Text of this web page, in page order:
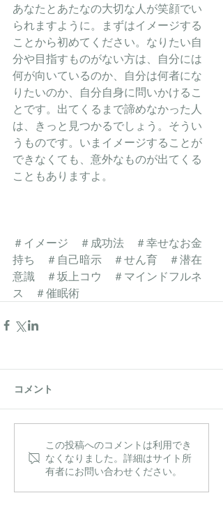
あなたとあたなの大切な人が笑顔でい
られますように。まずはイメージする
ことから初めてください。なりたい自
分や目指すものがない方は、自分には
何が向いているのか、自分は何者にな
りたいのか、自分自身に問いかけるこ
とです。出てくるまで諦めなかった人
は、きっと見つかるでしょう。そうい
うものです。いまイメージすることが
できなくても、意外なものが出てくる
こともありますよ。
＃イメージ　＃成功法　＃幸せなお金
持ち　＃自己暗示　＃せん育　＃潜在
意識　＃坂上コウ　＃マインドフルネ
ス　＃催眠術
コメント
この投稿へのコメントは利用でき
なくなりました。詳細はサイト所
有者にお問い合わせください。